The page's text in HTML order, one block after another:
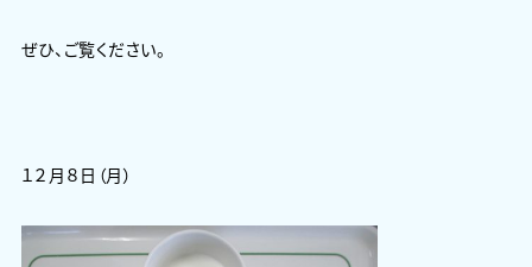
ぜひ、ご覧ください。
１２月８日（月）